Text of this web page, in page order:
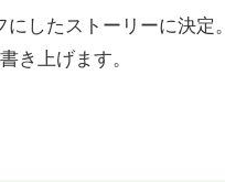
にしたストーリーに決定。
き上げます。